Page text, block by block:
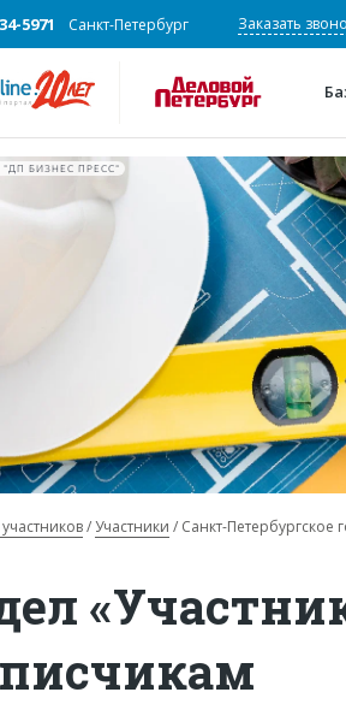
5971 Санкт-Петербург Заказать
"ДП БИЗНЕС ПРЕСС"
Участники Санкт-